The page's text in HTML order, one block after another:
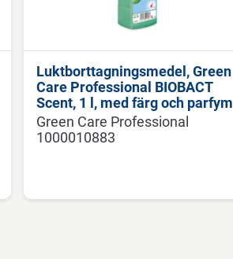
Luktborttagningsmedel, Green
Care Professional BIOBACT
Scent, 1 l, med färg och parfym
Green Care Professional
1000010883